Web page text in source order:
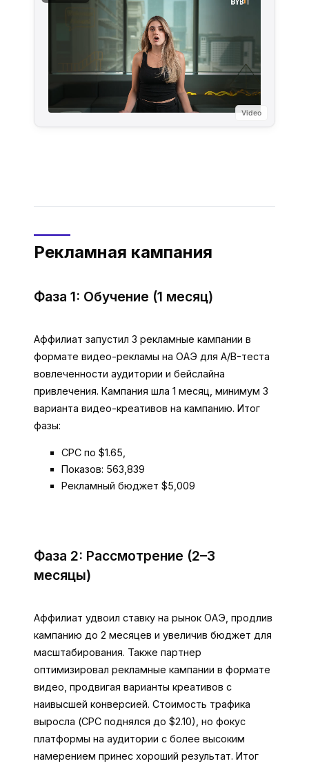
Video
Рекламная кампания
Фаза 1: Обучение (1 месяц)
Аффилиат запустил 3 рекламные кампании в
формате видео-рекламы на ОАЭ для A/B-теста
вовлеченности аудитории и бейслайна
привлечения. Кампания шла 1 месяц, минимум 3
варианта видео-креативов на кампанию. Итог
фазы:
CPC по $1.65,
Показов: 563,839
Рекламный бюджет $5,009
Фаза 2: Рассмотрение (2–3
месяцы)
Аффилиат удвоил ставку на рынок ОАЭ, продлив
кампанию до 2 месяцев и увеличив бюджет для
масштабирования. Также партнер
оптимизировал рекламные кампании в формате
видео, продвигая варианты креативов с
наивысшей конверсией. Стоимость трафика
выросла (CPC поднялся до $2.10), но фокус
платформы на аудитории с более высоким
намерением принес хороший результат. Итог